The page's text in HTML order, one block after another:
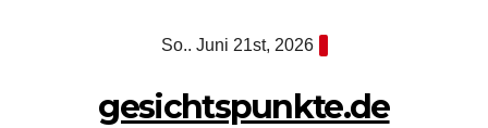
So.. Juni 21st, 2026
gesichtspunkte.de